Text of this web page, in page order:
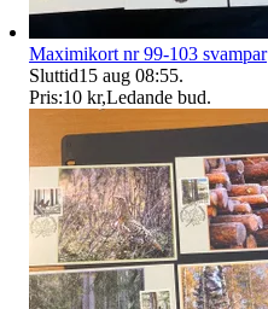
Maximikort nr 99-103 svampar
Sluttid15 aug 08:55.
Pris:10 kr,Ledande bud.